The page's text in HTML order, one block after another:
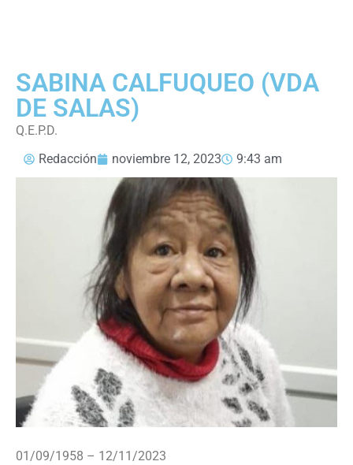
SABINA CALFUQUEO (VDA
DE SALAS)
Q.E.P.D.
Redacción
noviembre 12, 2023 9:43 am
01/09/1958 – 12/11/2023